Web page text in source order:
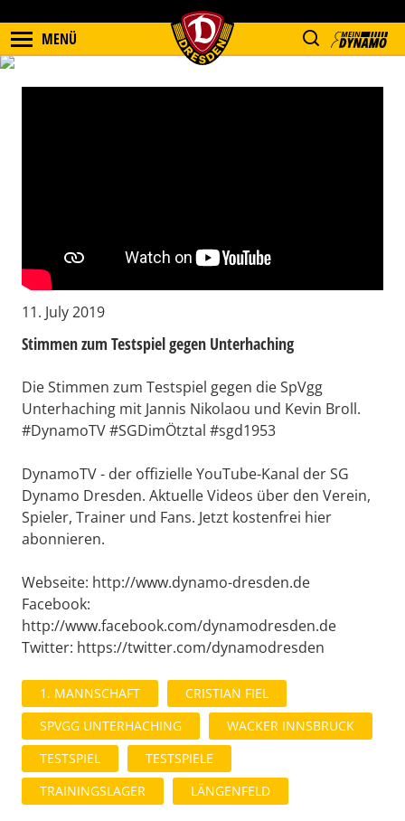
MENÜ
11. July 2019
Stimmen zum Testspiel gegen Unterhaching
Die Stimmen zum Testspiel gegen die SpVgg
Unterhaching mit Jannis Nikolaou und Kevin Broll.
#DynamoTV #SGDimÖtztal #sgd1953
DynamoTV - der offizielle YouTube-Kanal der SG
Dynamo Dresden. Aktuelle Videos über den Verein,
Spieler, Trainer und Fans. Jetzt kostenfrei hier
abonnieren.
Webseite: http://www.dynamo-dresden.de
Facebook:
http://www.facebook.com/dynamodresden.de
Twitter: https://twitter.com/dynamodresden
1. MANNSCHAFT
CRISTIAN FIEL
SPVGG UNTERHACHING
WACKER INNSBRUCK
TESTSPIEL
TESTSPIELE
TRAININGSLAGER
LÄNGENFELD